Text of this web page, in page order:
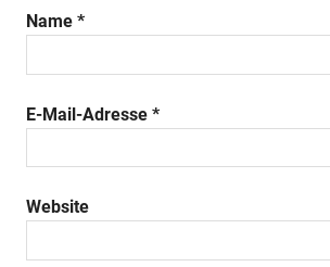
Name *
E-Mail-Adresse *
Website